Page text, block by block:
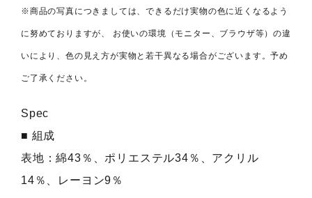
※商品の写真につきましては、できるだけ実物の色に近くなるよう
に努めておりますが、 お使いの環境（モニター、ブラウザ等）の違
いにより、色の見え方が実物と若干異なる場合がございます。予め
ご了承ください。
Spec
■ 組成
表地：綿43％、ポリエステル34％、アクリル
14％、レーヨン9％